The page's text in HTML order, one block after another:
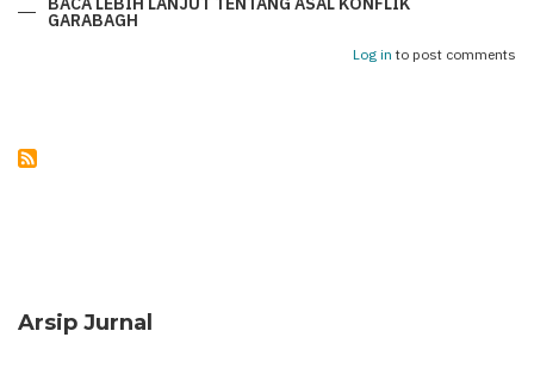
GARABAGH
Log in to post comments
Arsip Jurnal